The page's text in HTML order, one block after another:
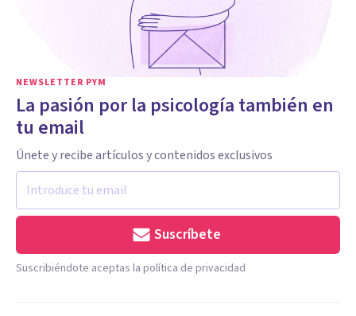
NEWSLETTER PYM
La pasión por la psicología también en
tu email
Únete y recibe artículos y contenidos exclusivos
Suscríbete
Suscribiéndote aceptas la política de privacidad